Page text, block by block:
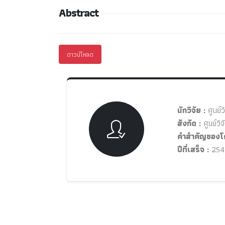
Abstract
ดาวน์โหลด
นักวิจัย : ศูนย์
สังกัด : ศูนย์วิ
คำสำคัญของ
ปีที่เสร็จ :